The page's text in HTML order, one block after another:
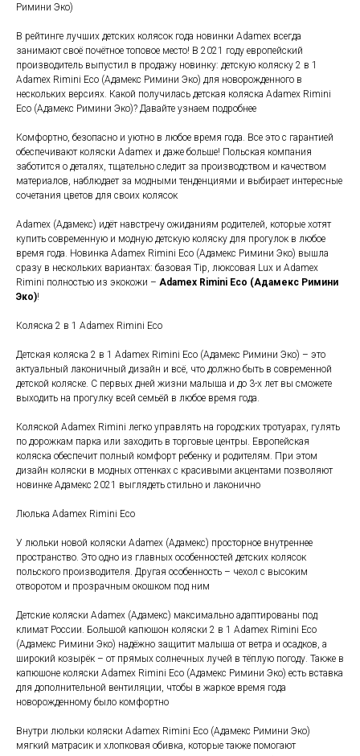
Римини Эко)
В рейтинге лучших детских колясок года новинки Adamex всегда
занимают своё почётное топовое место! В 2021 году европейский
производитель выпустил в продажу новинку: детскую коляску 2 в 1
Adamex Rimini Eco (Адамекс Римини Эко) для новорожденного в
нескольких версиях. Какой получилась детская коляска Adamex Rimini
Eco (Адамекс Римини Эко)? Давайте узнаем подробнее
Комфортно, безопасно и уютно в любое время года. Все это с гарантией
обеспечивают коляски Adamex и даже больше! Польская компания
заботится о деталях, тщательно следит за производством и качеством
материалов, наблюдает за модными тенденциями и выбирает интересные
сочетания цветов для своих колясок
Adamex (Адамекс) идёт навстречу ожиданиям родителей, которые хотят
купить современную и модную детскую коляску для прогулок в любое
время года. Новинка Adamex Rimini Eco (Адамекс Римини Эко) вышла
сразу в нескольких вариантах: базовая Tip, люксовая Lux и Adamex
Rimini полностью из экокожи – Adamex Rimini Eco (Адамекс Римини
Эко)!
Коляска 2 в 1 Adamex Rimini Eco
Детская коляска 2 в 1 Adamex Rimini Eco (Адамекс Римини Эко) – это
актуальный лаконичный дизайн и всё, что должно быть в современной
детской коляске. С первых дней жизни малыша и до 3-х лет вы сможете
выходить на прогулку всей семьёй в любое время года.
Коляской Adamex Rimini легко управлять на городских тротуарах, гулять
по дорожкам парка или заходить в торговые центры. Европейская
коляска обеспечит полный комфорт ребенку и родителям. При этом
дизайн коляски в модных оттенках с красивыми акцентами позволяют
новинке Адамекс 2021 выглядеть стильно и лаконично
Люлька Adamex Rimini Eco
У люльки новой коляски Adamex (Адамекс) просторное внутреннее
пространство. Это одно из главных особенностей детских колясок
польского производителя. Другая особенность – чехол с высоким
отворотом и прозрачным окошком под ним
Детские коляски Adamex (Адамекс) максимально адаптированы под
климат России. Большой капюшон коляски 2 в 1 Adamex Rimini Eco
(Адамекс Римини Эко) надёжно защитит малыша от ветра и осадков, а
широкий козырёк – от прямых солнечных лучей в тёплую погоду. Также в
капюшоне коляски Adamex Rimini Eco (Адамекс Римини Эко) есть вставка
для дополнительной вентиляции, чтобы в жаркое время года
новорожденному было комфортно
Внутри люльки коляски Adamex Rimini Eco (Адамекс Римини Эко)
мягкий матрасик и хлопковая обивка, которые также помогают